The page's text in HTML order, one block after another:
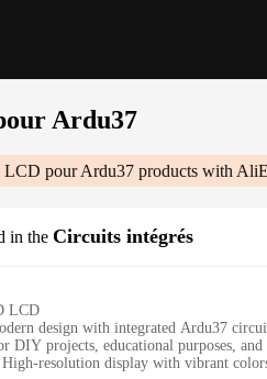
Ardu37
pour Ardu37 products with
in the Circuits intégrés
LCD
design with integrated Ardu37
DIY projects, educational purposes, and
resolution display with vibrant